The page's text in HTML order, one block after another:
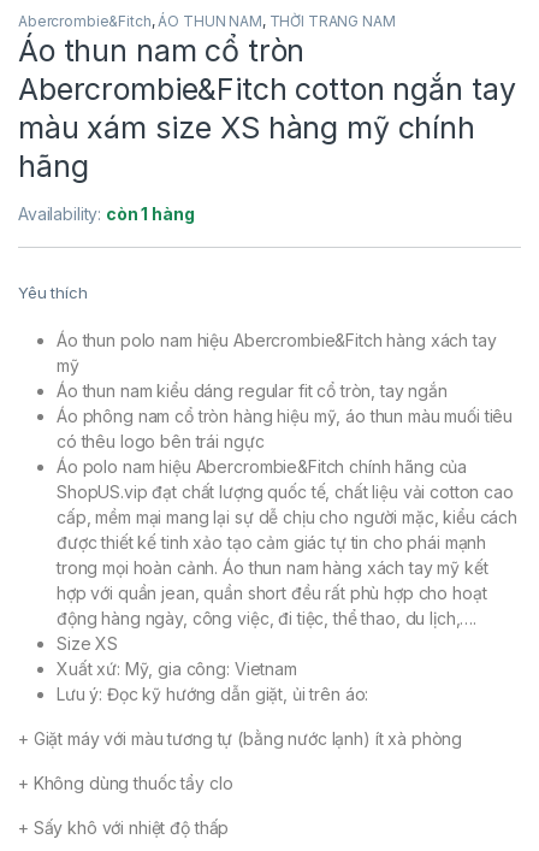
Abercrombie&Fitch,ÁO THUN NAM, THỜI TRANG NAM
Áo thun nam cổ tròn
Abercrombie&Fitch cotton ngắn tay
màu xám size XS hàng mỹ chính
hãng
Availability: còn 1 hàng
Yêu thích
Áo thun polo nam hiệu Abercrombie&Fitch hàng xách tay
mỹ
Áo thun nam kiểu dáng regular fit cổ tròn, tay ngắn
Áo phông nam cổ tròn hàng hiệu mỹ, áo thun màu muối tiêu
có thêu logo bên trái ngực
Áo polo nam hiệu Abercrombie&Fitch chính hãng của
ShopUS.vip đạt chất lượng quốc tế, chất liệu vải cotton cao
cấp, mềm mại mang lại sự dễ chịu cho người mặc, kiểu cách
được thiết kế tinh xảo tạo cảm giác tự tin cho phái mạnh
trong mọi hoàn cảnh. Áo thun nam hàng xách tay mỹ kết
hợp với quần jean, quần short đều rất phù hợp cho hoạt
động hàng ngày, công việc, đi tiệc, thể thao, du lịch,….
Size XS
Xuất xứ: Mỹ, gia công: Vietnam
Lưu ý: Đọc kỹ hướng dẫn giặt, ủi trên áo:
+ Giặt máy với màu tương tự (bằng nước lạnh) ít xà phòng
+ Không dùng thuốc tẩy clo
+ Sấy khô với nhiệt độ thấp